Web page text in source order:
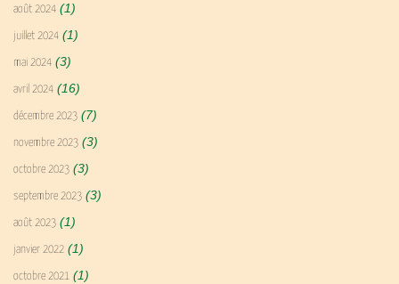
août 2024 (1)
juillet 2024 (1)
mai 2024 (3)
avril 2024 (16)
décembre 2023 (7)
novembre 2023 (3)
octobre 2023 (3)
septembre 2023 (3)
août 2023 (1)
janvier 2022 (1)
octobre 2021 (1)